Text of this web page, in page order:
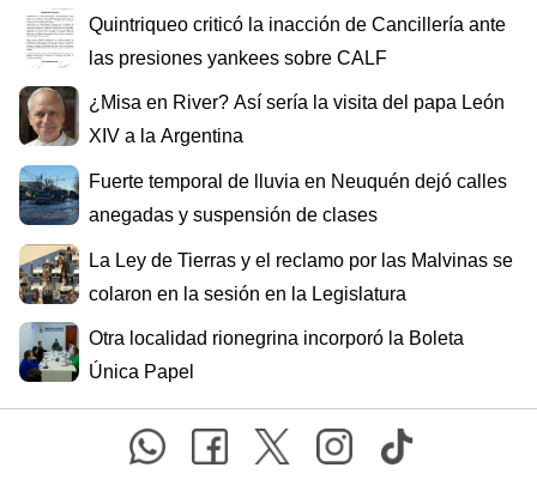
Quintriqueo criticó la inacción de Cancillería ante
las presiones yankees sobre CALF
¿Misa en River? Así sería la visita del papa León
XIV a la Argentina
Fuerte temporal de lluvia en Neuquén dejó calles
anegadas y suspensión de clases
La Ley de Tierras y el reclamo por las Malvinas se
colaron en la sesión en la Legislatura
Otra localidad rionegrina incorporó la Boleta
Única Papel